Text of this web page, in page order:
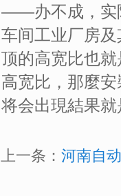
——办不成，实
车间工业厂房
顶的高宽比也
高宽比，那麼
将会出現結果
上一条： 河南自